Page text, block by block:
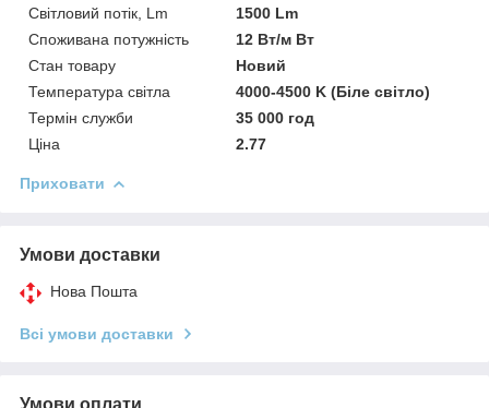
Світловий потік, Lm
1500 Lm
Споживана потужність
12 Вт/м Вт
Стан товару
Новий
Температура світла
4000-4500 K (Біле світло)
Термін служби
35 000 год
Ціна
2.77
Приховати
Умови доставки
Нова Пошта
Всі умови доставки
Умови оплати